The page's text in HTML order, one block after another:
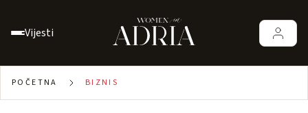
Vijesti
POČETNA BIZNIS